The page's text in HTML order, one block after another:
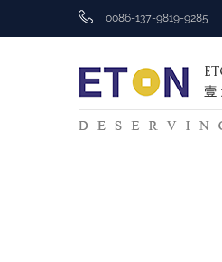
0086-137-9819-9285